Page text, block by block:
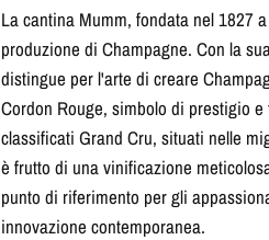
La cantina Mumm, fondata nel 1827
produzione di Champagne. Con la
distingue per l'arte di creare
Cordon Rouge, simbolo di prestigio
classificati Grand Cru, situati nelle
è frutto di una vinificazione
punto di riferimento per gli
innovazione contemporanea.